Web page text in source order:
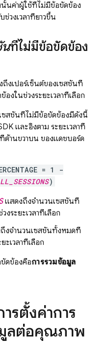
นค่าผู้ใช้ที่ไม่มีข้อขัดข้อง
วงเวลาที่ยาวขึ้น
นที่ไม่มีข้อขัดข้อง
งเปอร์เซ็นต์ของเซสชันที่
งในช่วงระยะเวลาที่เลือก
ซสชันที่ไม่มีข้อขัดข้องมีดังนี้
และอิงตาม ระยะเวลาที่
านขวาบน ของแดชบอร์ด
= 1 -
)
แสดงถึงจำนวนเซสชันที่
ระยะเวลาที่เลือก
งจำนวนเซสชันทั้งหมดที่
ะเวลาที่เลือก
ดข้องคือการรวมข้อมูล
รตั้งค่าการ
ลต่อคุณภาพ